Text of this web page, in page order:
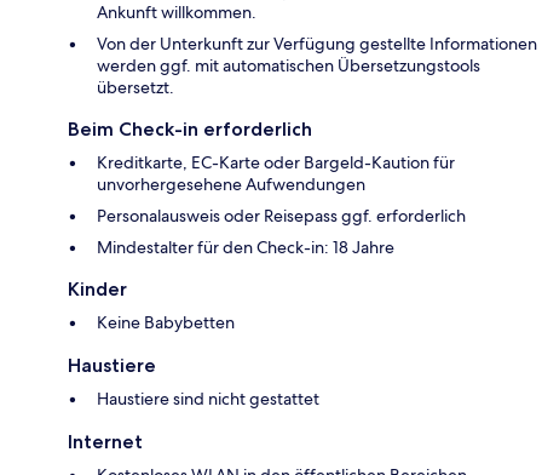
Ankunft willkommen.
Von der Unterkunft zur Verfügung gestellte Informationen
werden ggf. mit automatischen Übersetzungstools
übersetzt.
Beim Check-in erforderlich
Kreditkarte, EC-Karte oder Bargeld-Kaution für
unvorhergesehene Aufwendungen
Personalausweis oder Reisepass ggf. erforderlich
Mindestalter für den Check-in: 18 Jahre
Kinder
Keine Babybetten
Haustiere
Haustiere sind nicht gestattet
Internet